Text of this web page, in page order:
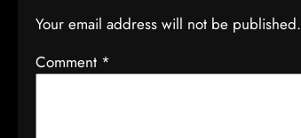
Your email address will not be published.
Comment *